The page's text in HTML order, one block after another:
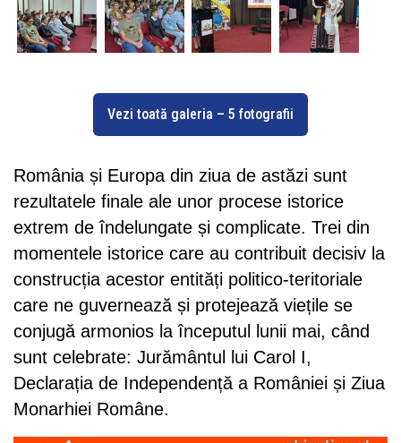
Vezi toată galeria – 5 fotografii
România și Europa din ziua de astăzi sunt
rezultatele finale ale unor procese istorice
extrem de îndelungate și complicate. Trei din
momentele istorice care au contribuit decisiv la
construcția acestor entități politico-teritoriale
care ne guvernează și protejează viețile se
conjugă armonios la începutul lunii mai, când
sunt celebrate: Jurământul lui Carol I,
Declarația de Independență a României și Ziua
Monarhiei Române.